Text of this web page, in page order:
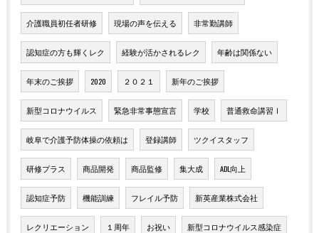
介護職員初任者研修 現場の声を伝える 非常勤講師
認知症の方も輝くレク 経験が活かされるレク 年齢は関係ない
年末のご挨拶 2020 ２０２１ 新年のご挨拶
新型コロナウイルス 緊急非常事態宣言 学校 普通救命講習Ⅰ
岐阜で介護予防体操の依頼は 登録講師 ツクイスタッフ
研修プラス 商品開発 商品監修 集大成 ADL向上
認知症予防 機能訓練 フレイル予防 新英産業株式会社
レクリエーション １周年 お祝い 新型コロナウイルス感染症